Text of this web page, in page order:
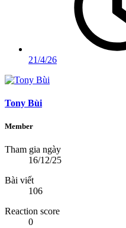
21/4/26
Tony Bùi
Member
Tham gia ngày
16/12/25
Bài viết
106
Reaction score
0